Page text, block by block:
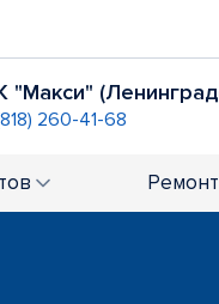
"Макси"
260-41-68
Ремонт